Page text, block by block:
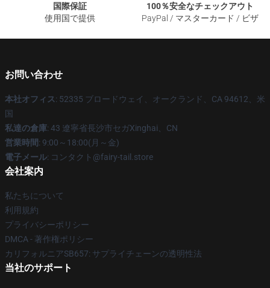
国際保証
使用国で提供
100％安全なチェックアウト
PayPal / マスターカード / ビザ
お問い合わせ
本社オフィス: 52335 ブロードウェイ、オークランド、CA 94612、米
国
私達の倉庫: 43 遼寧省長沙市セガXinghai、CN
営業時間: 9:00～18:00(月～金)
電子メール: コンタクト@fairy-tail.store
会社案内
私たちについて
利用規約
プライバシーポリシー
DMCA - 著作権ポリシー
カリフォルニアSB657: サプライチェーンの透明性法
当社のサポート